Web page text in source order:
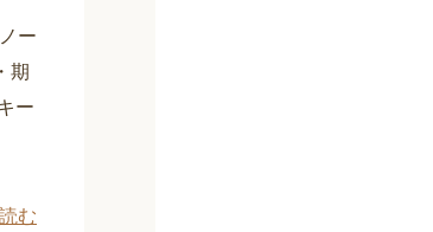
ー
期
ー
む